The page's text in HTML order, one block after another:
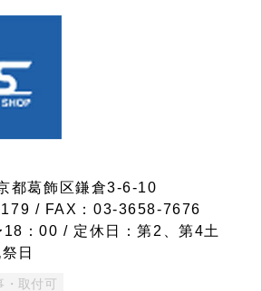
葛飾区鎌倉3-6-10
/ FAX：03-3658-7676
：00 / 定休日：第2、第4土
日
・取付可